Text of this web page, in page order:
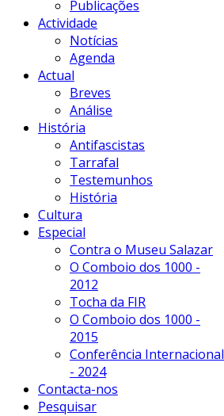
Publicações
Actividade
Notícias
Agenda
Actual
Breves
Análise
História
Antifascistas
Tarrafal
Testemunhos
História
Cultura
Especial
Contra o Museu Salazar
O Comboio dos 1000 -
2012
Tocha da FIR
O Comboio dos 1000 -
2015
Conferência Internacional
- 2024
Contacta-nos
Pesquisar